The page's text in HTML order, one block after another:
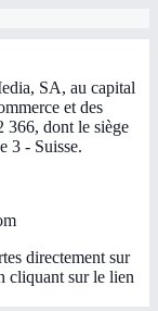
SA, au capital
et des
366, dont le siège
3 - Suisse.
directement sur
cliquant sur le lien